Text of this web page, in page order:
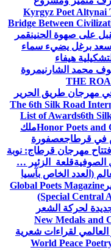
Kyrgyz Poet Altynai
Bridge Between
على صهوة الحنينقمر
سعد برغل يضيء سماء
هيفاء
محمد الشارنيمروة
THE
في مهرجان طريق الحرير
The 6th Silk Road
List of Awards6th
Honor Poets andملك
في قرطاجعصفورة
مهرجان قرطاج: نوبة
الصوفيةقلعة الزئير …
(العدد الخاص بآسيا
Global Poets Magazine
(Special Central
لحركة الشعر
New Medals and
لقراءات شعرية
World Peace